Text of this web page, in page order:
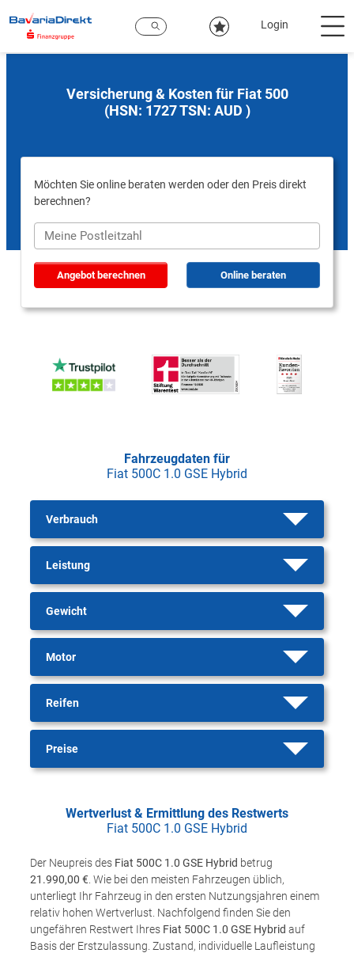
Hauptinhalt
Login
Versicherung & Kosten für Fiat 500
(HSN: 1727 TSN: AUD )
Möchten Sie online beraten werden oder den Preis direkt
berechnen?
Angebot berechnen Online beraten
Fahrzeugdaten für
Fiat 500C 1.0 GSE Hybrid
Verbrauch
Leistung
Gewicht
Motor
Reifen
Preise
Wertverlust & Ermittlung des Restwerts
Fiat 500C 1.0 GSE Hybrid
Der Neupreis des Fiat 500C 1.0 GSE Hybrid betrug
21.990,00 € . Wie bei den meisten Fahrzeugen üblich,
unterliegt Ihr Fahrzeug in den ersten Nutzungsjahren einem
relativ hohen Wertverlust. Nachfolgend finden Sie den
ungefähren Restwert Ihres Fiat 500C 1.0 GSE Hybrid auf
Basis der Erstzulassung. Zustand, individuelle Laufleistung